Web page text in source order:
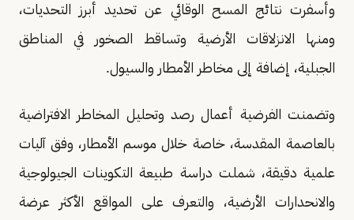
وأسفرت نتائج المسح الوقائي عن تحديد أبرز التحديات،
ومنها الانزلاقات الأرضية وتساقط الصخور في المناطق
الجبلية، إضافة إلى مخاطر الأمطار والسيول.
وتضمنت الفرضية أعمال رصد وتحليل المخاطر الافتراضية
بالعاصمة المقدسة، خاصة خلال موسم الأمطار، وفق آليات
علمية دقيقة، شملت دراسة طبيعة التكوينات الجيولوجية
والانحدارات الأرضية، والتعرف على المواقع الأكثر عرضة